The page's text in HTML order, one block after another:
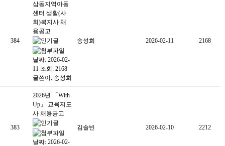
384
삼동지역아동
센터 생활(사
회)복지사 채
용공고
날짜: 2026-02-
11 조회: 2168
글쓴이: 송성희
송성희 2026-02-11 2168
383
2026년 「With
Up」 교육지도
사 채용공고
날짜: 2026-02-
김솔빈 2026-02-10 2212